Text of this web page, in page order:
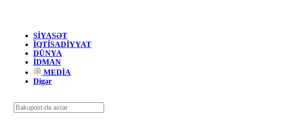
SİYASƏT
İQTİSADİYYAT
DÜNYA
İDMAN
MEDİA
Digər